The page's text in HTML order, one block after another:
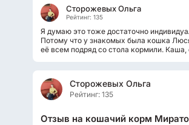
Сторожевых Ольга
Рейтинг: 135
Я думаю это тоже достаточно
Потому что у знакомых была кошка
её всем подряд со стола кормили. Каша,
Сторожевых Ольга
Рейтинг: 135
Отзыв на кошачий корм